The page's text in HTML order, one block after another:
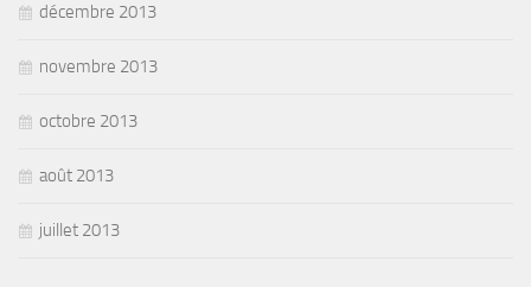
décembre 2013
novembre 2013
octobre 2013
août 2013
juillet 2013